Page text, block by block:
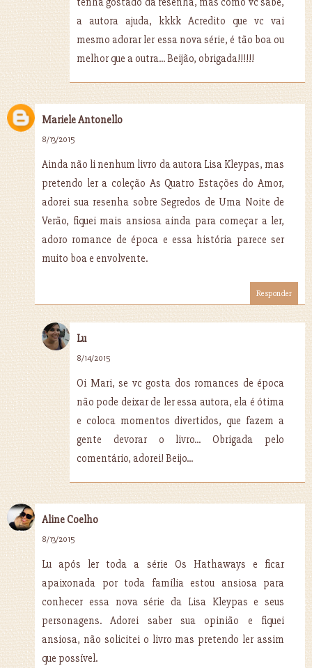
a autora ajuda, kkkk Acredito que vc vai
mesmo adorar ler essa nova série, é tão boa ou
melhor que a outra... Beijão, obrigada!!!!!!
Mariele Antonello
8/13/2015
Ainda não li nenhum livro da autora Lisa Kleypas, mas
pretendo ler a coleção As Quatro Estações do Amor,
adorei sua resenha sobre Segredos de Uma Noite de
Verão, fiquei mais ansiosa ainda para começar a ler,
adoro romance de época e essa história parece ser
muito boa e envolvente.
Responder
Lu
8/14/2015
Oi Mari, se vc gosta dos romances de época
não pode deixar de ler essa autora, ela é ótima
e coloca momentos divertidos, que fazem a
gente devorar o livro... Obrigada pelo
comentário, adorei! Beijo...
Aline Coelho
8/13/2015
Lu após ler toda a série Os Hathaways e ficar
apaixonada por toda família estou ansiosa para
conhecer essa nova série da Lisa Kleypas e seus
personagens. Adorei saber sua opinião e fiquei
ansiosa, não solicitei o livro mas pretendo ler assim
que possível.